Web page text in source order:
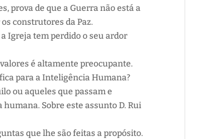
prova de que a Guerra não está a
construtores da Paz.
Igreja tem perdido o seu ardor
é altamente preocupante.
para a Inteligência Humana?
ou aqueles que passam e
Sobre este assunto D. Rui
que lhe são feitas a propósito.